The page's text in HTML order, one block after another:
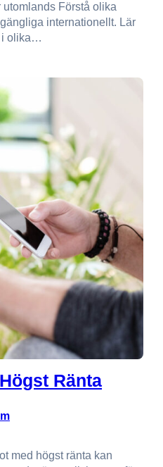
Förstå olika
internationellt. Lär
i olika…
Ränta
med högst ränta kan